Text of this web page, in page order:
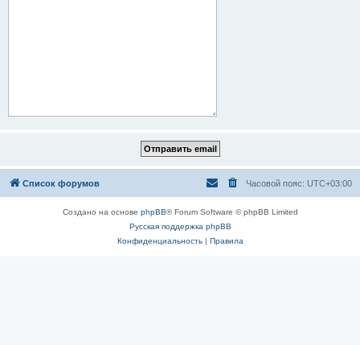
Список форумов Часовой пояс: UTC+03:00
Создано на основе phpBB® Forum Software © phpBB Limited
Русская поддержка phpBB
Конфиденциальность| Правила